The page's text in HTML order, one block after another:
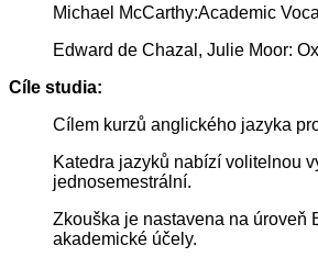
Michael McCarthy:Academic
Edward de Chazal, Julie Moor:
Cíle studia:
Cílem kurzů anglického jazyka
Katedra jazyků nabízí volitelnou
jednosemestrální.
Zkouška je nastavena na úroveň
akademické účely.